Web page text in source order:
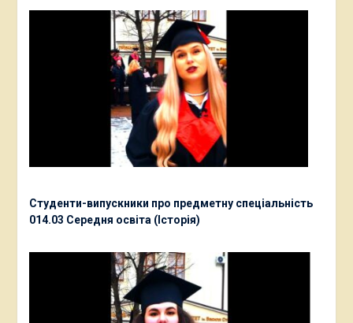
Студенти-випускники про предметну спеціальність
014.03 Середня освіта (Історія)